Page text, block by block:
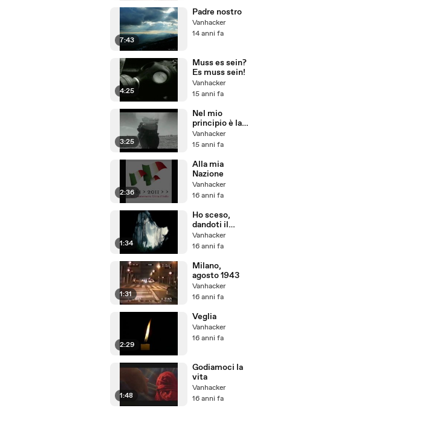
7:43
Padre nostro
Vanhacker
14 anni fa
4:25
Muss es sein?
Es muss sein!
Vanhacker
15 anni fa
3:25
Nel mio
principio è la
mia fine
Vanhacker
15 anni fa
2:36
Alla mia
Nazione
Vanhacker
16 anni fa
1:34
Ho sceso,
dandoti il
braccio,
almeno un
scale
Vanhacker
16 anni fa
1:31
Milano,
agosto 1943
Vanhacker
16 anni fa
2:29
Veglia
Vanhacker
16 anni fa
1:48
Godiamoci la
vita
Vanhacker
16 anni fa